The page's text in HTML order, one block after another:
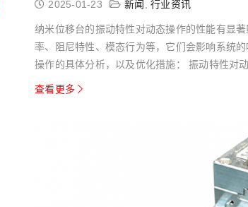
2025-01-23 新闻 行业资讯
纳米位移台的振动特性对动态操作的性能有显
率、阻尼特性、模态行为等，它们会影响系统
操作的具体分析，以及优化措施： 振动特性对
台的共...
查看更多